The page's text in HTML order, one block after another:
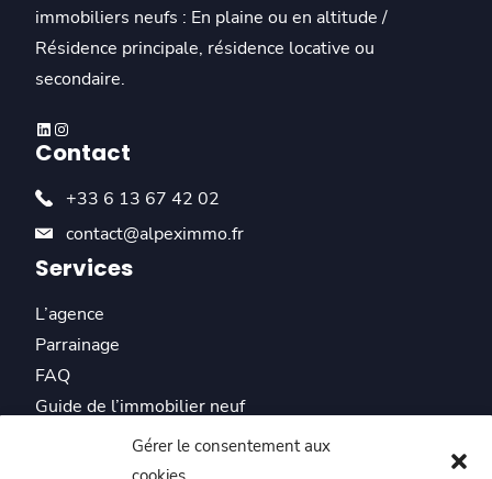
Gérer le consentement aux
immobiliers neufs : En plaine ou en altitude /
Résidence principale, résidence locative ou
secondaire.
Linkedin Instagram
Contact
+33 6 13 67 42 02
contact@alpeximmo.fr
Services
L’agence
Parrainage
FAQ
Guide de l’immobilier neuf
Témoignages